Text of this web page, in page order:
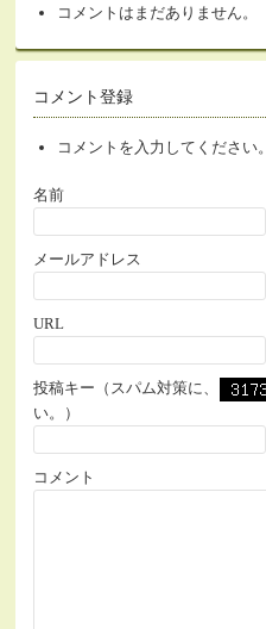
コメントはまだありません。
コメント登録
コメントを入力してください。
名前
メールアドレス
URL
投稿キー（スパム対策に、
い。）
コメント